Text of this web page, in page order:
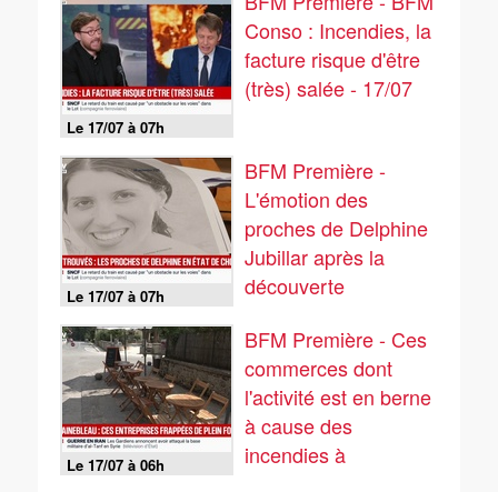
Le 17/07 à 07h
Conso : Incendies, la
facture risque d'être
(très) salée - 17/07
Le 17/07 à 07h
BFM Première -
L'émotion des
proches de Delphine
Jubillar après la
découverte
Le 17/07 à 06h
BFM Première - Ces
commerces dont
l'activité est en berne
à cause des
incendies à